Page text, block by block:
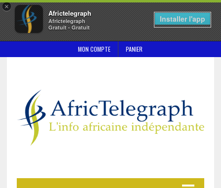
×
Africtelegraph
Africtelegraph
Gratuit - Gratuit
Installer l'app
MON COMPTE PANIER